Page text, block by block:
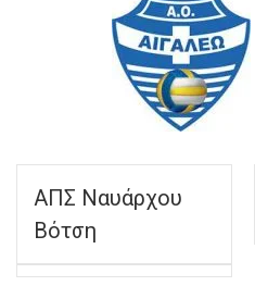
ΑΠΣ Ναυάρχου
Βότση